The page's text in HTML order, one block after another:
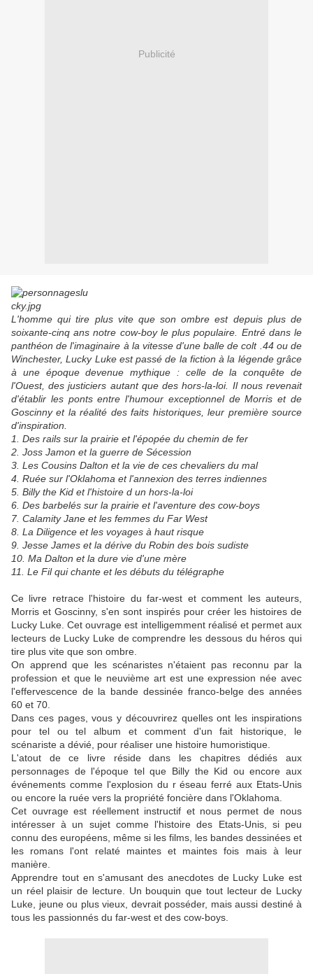
Publicité
L'homme qui tire plus vite que son ombre est depuis plus de
soixante-cinq ans notre cow-boy le plus populaire. Entré dans le
panthéon de l'imaginaire à la vitesse d'une balle de colt .44 ou de
Winchester, Lucky Luke est passé de la fiction à la légende grâce
à une époque devenue mythique : celle de la conquête de
l'Ouest, des justiciers autant que des hors-la-loi. Il nous revenait
d'établir les ponts entre l'humour exceptionnel de Morris et de
Goscinny et la réalité des faits historiques, leur première source
d'inspiration.
1. Des rails sur la prairie et l'épopée du chemin de fer
2. Joss Jamon et la guerre de Sécession
3. Les Cousins Dalton et la vie de ces chevaliers du mal
4. Ruée sur l'Oklahoma et l'annexion des terres indiennes
5. Billy the Kid et l'histoire d un hors-la-loi
6. Des barbelés sur la prairie et l'aventure des cow-boys
7. Calamity Jane et les femmes du Far West
8. La Diligence et les voyages à haut risque
9. Jesse James et la dérive du Robin des bois sudiste
10. Ma Dalton et la dure vie d'une mère
11. Le Fil qui chante et les débuts du télégraphe
Ce livre retrace l'histoire du far-west et comment les auteurs,
Morris et Goscinny, s'en sont inspirés pour créer les histoires de
Lucky Luke. Cet ouvrage est intelligemment réalisé et permet aux
lecteurs de Lucky Luke de comprendre les dessous du héros qui
tire plus vite que son ombre.
On apprend que les scénaristes n'étaient pas reconnu par la
profession et que le neuvième art est une expression née avec
l'effervescence de la bande dessinée franco-belge des années
60 et 70.
Dans ces pages, vous y découvrirez quelles ont les inspirations
pour tel ou tel album et comment d'un fait historique, le
scénariste a dévié, pour réaliser une histoire humoristique.
L'atout de ce livre réside dans les chapitres dédiés aux
personnages de l'époque tel que Billy the Kid ou encore aux
événements comme l'explosion du r éseau ferré aux Etats-Unis
ou encore la ruée vers la propriété foncière dans l'Oklahoma.
Cet ouvrage est réellement instructif et nous permet de nous
intéresser à un sujet comme l'histoire des Etats-Unis, si peu
connu des européens, même si les films, les bandes dessinées et
les romans l'ont relaté maintes et maintes fois mais à leur
manière.
Apprendre tout en s'amusant des anecdotes de Lucky Luke est
un réel plaisir de lecture. Un bouquin que tout lecteur de Lucky
Luke, jeune ou plus vieux, devrait posséder, mais aussi destiné à
tous les passionnés du far-west et des cow-boys.